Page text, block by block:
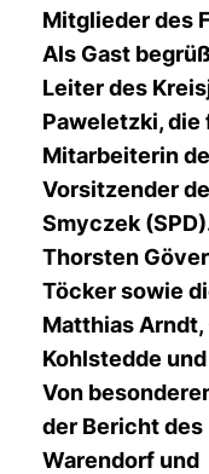
Mitglieder des
Als Gast
Leiter des
Paweletzki, die
Mitarbeiterin
Vorsitzender
Smyczek
Thorsten
Töcker sowie
Matthias Arndt,
Kohlstedde
Von
der Bericht
Warendorf